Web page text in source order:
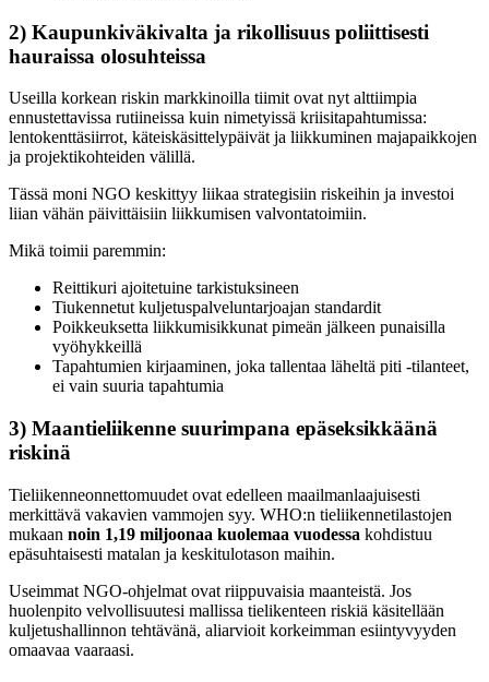
2) Kaupunkiväkivalta ja rikollisuus poliittisesti
hauraissa olosuhteissa
Useilla korkean riskin markkinoilla tiimit ovat nyt alttiimpia
ennustettavissa rutiineissa kuin nimetyissä kriisitapahtumissa:
lentokenttäsiirrot, käteiskäsittelypäivät ja liikkuminen majapaikkojen
ja projektikohteiden välillä.
Tässä moni NGO keskittyy liikaa strategisiin riskeihin ja investoi
liian vähän päivittäisiin liikkumisen valvontatoimiin.
Mikä toimii paremmin:
Reittikuri ajoitetuine tarkistuksineen
Tiukennetut kuljetuspalveluntarjoajan standardit
Poikkeuksetta liikkumisikkunat pimeän jälkeen punaisilla
vyöhykkeillä
Tapahtumien kirjaaminen, joka tallentaa läheltä piti -tilanteet,
ei vain suuria tapahtumia
3) Maantieliikenne suurimpana epäseksikkäänä
riskinä
Tieliikenneonnettomuudet ovat edelleen maailmanlaajuisesti
merkittävä vakavien vammojen syy. WHO:n tieliikennetilastojen
mukaan noin 1,19 miljoonaa kuolemaa vuodessa kohdistuu
epäsuhtaisesti matalan ja keskitulotason maihin.
Useimmat NGO-ohjelmat ovat riippuvaisia maanteistä. Jos
huolenpito velvollisuutesi mallissa tielikenteen riskiä käsitellään
kuljetushallinnon tehtävänä, aliarvioit korkeimman esiintyvyyden
omaavaa vaaraasi.